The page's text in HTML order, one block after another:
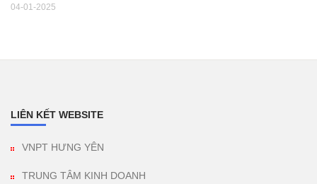
04-01-2025
LIÊN KẾT WEBSITE
VNPT HƯNG YÊN
TRUNG TÂM KINH DOANH